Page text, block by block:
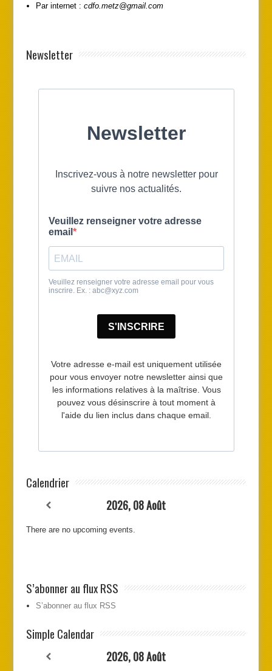
Par internet : cdfo.metz@gmail.com
Newsletter
Calendrier
2026, 08 Août
There are no upcoming events.
S’abonner au flux RSS
S’abonner au flux RSS
Simple Calendar
2026, 08 Août